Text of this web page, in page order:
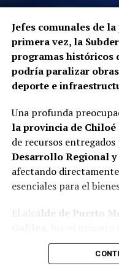
Jefes comunales de
primera vez, la
programas históricos
podría paralizar
deporte e
Una profunda
la provincia de Chiloé
de recursos
Desarrollo Regional
afectando
esenciales para el
El alca lde de Puerto
denunciar
fondos para financiar